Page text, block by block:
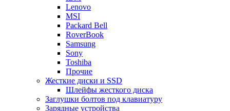
Lenovo
MSI
Packard Bell
RoverBook
Samsung
Sony
Toshiba
Прочие
Жесткие диски и SSD
Шлейфы жесткого диска
Заглушки болтов под клавиатуру
Зарядные устройства